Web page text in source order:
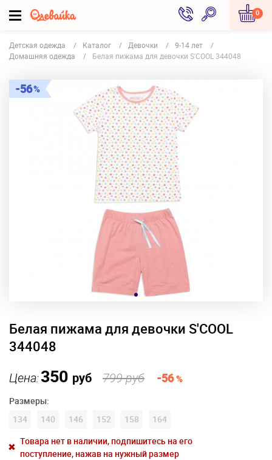
0
Детская одежда Каталог Девочки
9-14 лет
Домашняя одежда
Белая пижама для девочки S'COOL 344048
56
Белая пижама для девочки S'COOL
344048
Цена:350 руб 799 руб -56%
Размеры:
134
140 146 152 158
164
Товара нет в наличии, подпишитесь на его
поступление, нажав на нужный размер